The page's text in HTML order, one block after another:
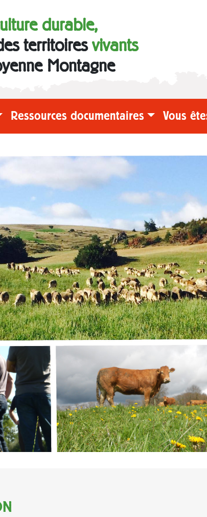
durable,
territoiresvivants
Montagne
Ressources documentaires Vous